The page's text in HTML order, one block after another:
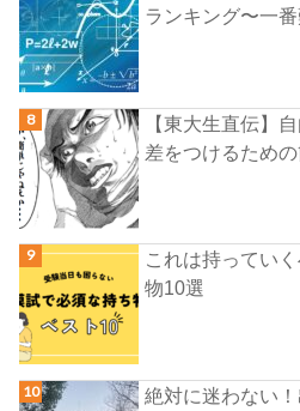
ランキング〜一
【東大生直伝】
差をつけるため
これは持ってい
物10選
絶対に迷わない